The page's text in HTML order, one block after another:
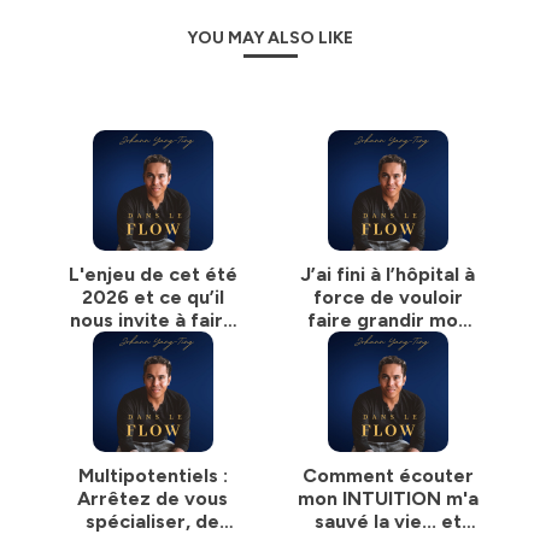
Comment distinguer l’essentiel du bruit ?
Comment choisir entre plusieurs bonnes idées ?
Comment structurer vos projets sans vous enfermer ?
Comment piloter vos activités sans tout porter dans
votre tête ?
soutenir votre ambition, votre énergie et la vie que vous
souhaitez réellement ?
À travers des épisodes solo, des analyses de terrain et
des conversations avec des entrepreneurs, dirigeants,
créateurs et profils atypiques, Johann explore une autre
manière de travailler, décider, créer et évoluer.
Une approche plus humaine.
Plus lucide.
Plus fluide.
YOU MAY ALSO LIKE
L'enjeu de cet été
2026 et ce qu’il
nous invite à faire
(hors série sans
filtre)
J’ai fini à l’hôpital à
force de vouloir
faire grandir mon
business (L'histoire
de mon burnout de
l'entrepreneur)
Multipotentiels :
Arrêtez de vous
spécialiser, de
Comment écouter
mon INTUITION m'a
sauvé la vie... et